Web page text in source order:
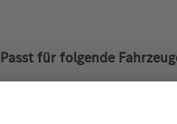
Passt für folgende